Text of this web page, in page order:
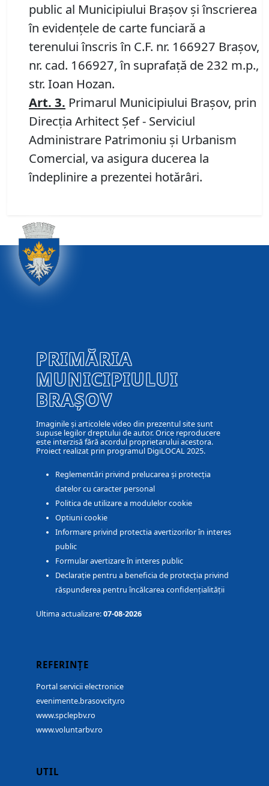
public al Municipiului Braşov şi înscrierea
în evidenţele de carte funciară a
terenului înscris în C.F. nr. 166927 Brașov,
nr. cad. 166927, în suprafață de 232 m.p.,
str. Ioan Hozan.
Art. 3. Primarul Municipiului Braşov, prin
Direcţia Arhitect Şef - Serviciul
Administrare Patrimoniu şi Urbanism
Comercial, va asigura ducerea la
îndeplinire a prezentei hotărâri.
PRIMĂRIA
MUNICIPIULUI
BRAȘOV
Imaginile și articolele video din prezentul site sunt
supuse legilor dreptului de autor. Orice reproducere
este interzisă fără acordul proprietarului acestora.
Proiect realizat prin programul DigiLOCAL 2025.
Reglementări privind prelucarea și protecția
datelor cu caracter personal
Politica de utilizare a modulelor cookie
Optiuni cookie
Informare privind protectia avertizorilor în interes
public
Formular avertizare în interes public
Declarație pentru a beneficia de protecția privind
răspunderea pentru încălcarea confidențialității
Ultima actualizare:07-08-2026
REFERINȚE
Portal servicii electronice
evenimente.brasovcity.ro
www.spclepbv.ro
www.voluntarbv.ro
UTIL